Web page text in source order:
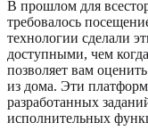
В прошлом для
требовалось
технологии сделали
доступными, чем
позволяет вам
из дома. Эти
разработанных
исполнительных